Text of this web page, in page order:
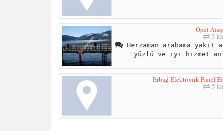
Opet
5
Herzaman arabama
yüzlü ve iyi hizmet
Erbağ Elektronik Panel
5